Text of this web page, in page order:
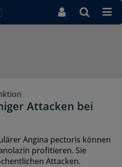
Attacken bei
Angina pectoris können
profitieren. Sie
Attacken.